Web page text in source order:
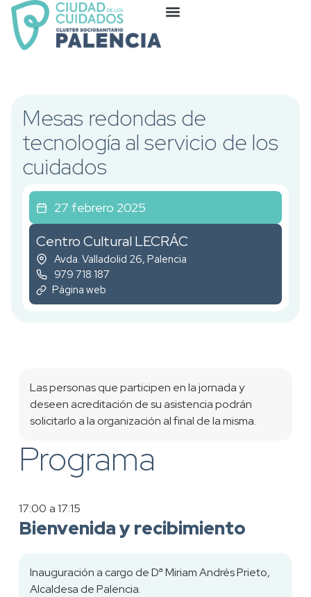
Mesas redondas de
tecnología al servicio de los
cuidados
27 febrero 2025
Centro Cultural LECRÁC
Avda. Valladolid 26, Palencia
979 718 187
Página web
Las personas que participen en la jornada y
deseen acreditación de su asistencia podrán
solicitarlo a la organización al final de la misma.
Programa
17:00 a 17:15
Bienvenida y recibimiento
Inauguración a cargo de Dª Miriam Andrés Prieto,
Alcaldesa de Palencia.